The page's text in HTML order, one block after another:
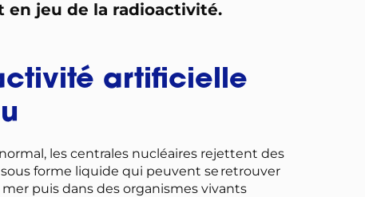
en jeu de la radioactivité.
artificielle
les centrales nucléaires rejettent des
forme liquide qui peuvent se retrouver
puis dans des organismes vivants